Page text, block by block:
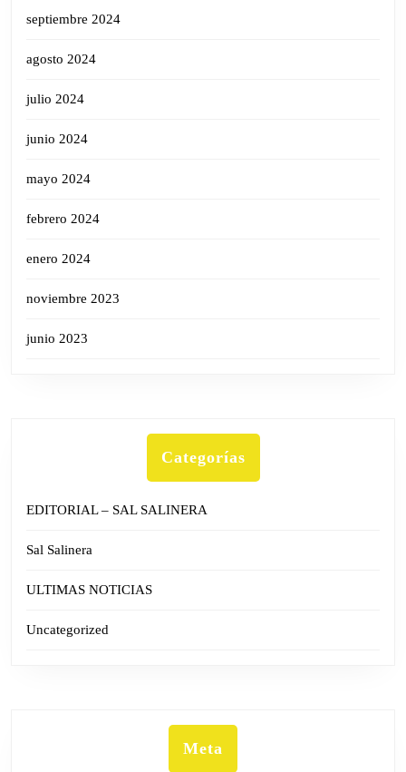
septiembre 2024
agosto 2024
julio 2024
junio 2024
mayo 2024
febrero 2024
enero 2024
noviembre 2023
junio 2023
Categorías
EDITORIAL – SAL SALINERA
Sal Salinera
ULTIMAS NOTICIAS
Uncategorized
Meta